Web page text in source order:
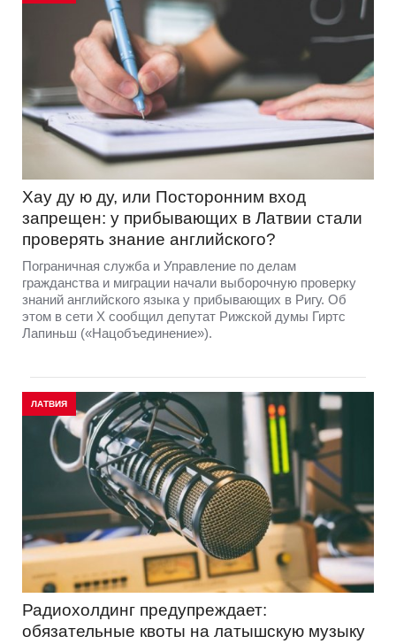
Хау ду ю ду, или Посторонним вход
запрещен: у прибывающих в Латвии стали
проверять знание английского?
Пограничная служба и Управление по делам
гражданства и миграции начали выборочную проверку
знаний английского языка у прибывающих в Ригу. Об
этом в сети Х сообщил депутат Рижской думы Гиртс
Лапиньш («Нацобъединение»).
ЛАТВИЯ
Радиохолдинг предупреждает:
обязательные квоты на латышскую музыку